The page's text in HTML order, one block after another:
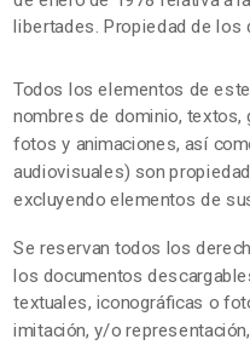
libertades. Propiedad de los
Todos los elementos de
nombres de dominio,
fotos y animaciones, así
audiovisuales) son
excluyendo elementos de
Se reservan todos los
los documentos
textuales, iconográficas o
imitación, y/o